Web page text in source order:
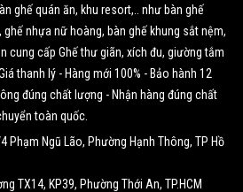
ghế quán ăn, khu resort,.. như bàn ghế
nhựa nữ hoàng, bàn ghế khung sắt nệm,
cung cấp Ghế thư giãn, xích đu, giường tắm
thanh lý - Hàng mới 100% - Bảo hành 12
đúng chất lượng - Nhận hàng đúng chất
toàn quốc.
Phạm Ngũ Lão, Phường Hạnh Thông, TP Hồ
TX14, KP39, Phường Thới An, TP.HCM